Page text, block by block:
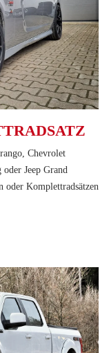
Chevrolet
Jeep Grand
oder Komplettradsätzen